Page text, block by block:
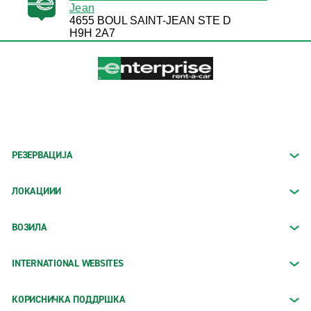
Jean
4655 BOUL SAINT-JEAN STE D
H9H 2A7
РЕЗЕРВАЦИЈА
ЛОКАЦИИИ
ВОЗИЛА
INTERNATIONAL WEBSITES
КОРИСНИЧКА ПОДДРШКА